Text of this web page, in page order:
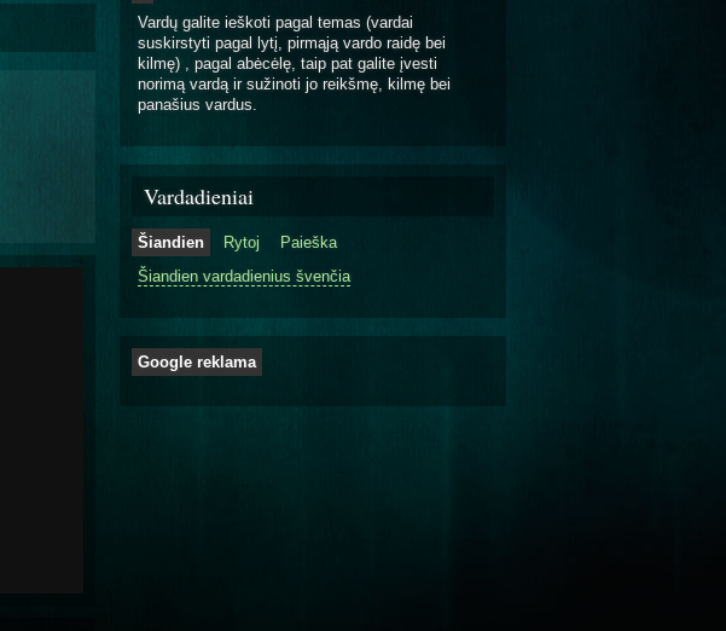
Vardų galite ieškoti pagal temas (vardai
suskirstyti pagal lytį, pirmąją vardo raidę bei
kilmę) , pagal abėcėlę, taip pat galite įvesti
norimą vardą ir sužinoti jo reikšmę, kilmę bei
panašius vardus.
Vardadieniai
Šiandien Rytoj
Paieška
Šiandien vardadienius švenčia
Google reklama